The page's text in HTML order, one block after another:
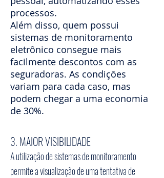
processos.
Além disso, quem possui
sistemas de monitoramento
eletrônico consegue mais
facilmente descontos com as
seguradoras. As condições
variam para cada caso, mas
podem chegar a uma economia
de 30%.
3. MAIOR VISIBILIDADE
A utilização de sistemas de monitoramento
permite a visualização de uma tentativa de